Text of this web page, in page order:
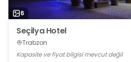
6
Seçilya Hotel
Trabzon
Kapasite ve fiyat bilgisi mevcut değil